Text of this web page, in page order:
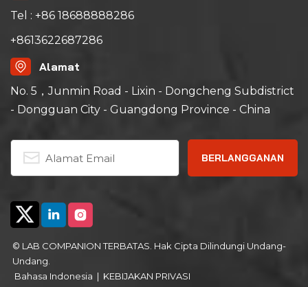
Tel : +86 18688888286
+8613622687286
Alamat
No. 5，Junmin Road - Lixin - Dongcheng Subdistrict
- Dongguan City - Guangdong Province - China
© LAB COMPANION TERBATAS. Hak Cipta Dilindungi Undang-
Undang.
Bahasa Indonesia | KEBIJAKAN PRIVASI